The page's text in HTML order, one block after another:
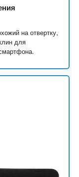
на отвертку,
для